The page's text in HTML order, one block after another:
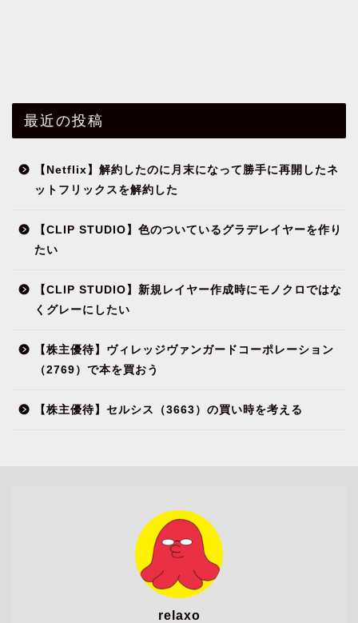
最近の投稿
【Netflix】解約したのに月末になって勝手に再開したネ
ットフリックスを解約した
【CLIP STUDIO】色のついているグラデレイヤーを作り
たい
【CLIP STUDIO】新規レイヤー作成時にモノクロではな
くグレーにしたい
【株主優待】ヴィレッジヴァンガードコーポレーション
（2769）で本を買おう
【株主優待】セルシス（3663）の買い時を考える
relaxo